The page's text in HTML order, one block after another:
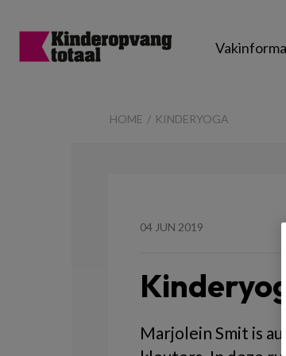
HOME KINDERYOGA
04 JUN 2019
Marjolein Smit is